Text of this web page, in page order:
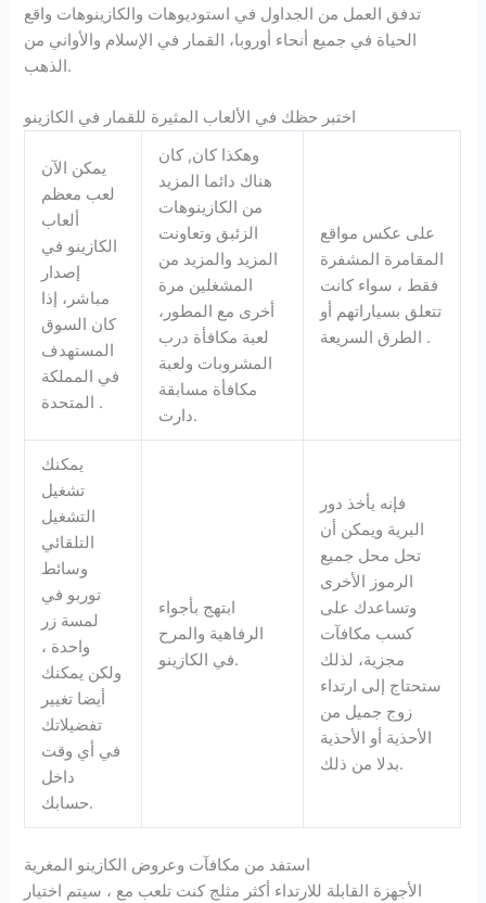
تدفق العمل من الجداول في استوديوهات والكازينوهات واقع
الحياة في جميع أنحاء أوروبا، القمار في الإسلام والأواني من
الذهب.
اختبر حظك في الألعاب المثيرة للقمار في الكازينو
يمكن الآن
لعب معظم
ألعاب
الكازينو في
إصدار
مباشر، إذا
كان السوق
المستهدف
في المملكة
المتحدة .
وهكذا كان, كان
هناك دائما المزيد
من الكازينوهات
الزئبق وتعاونت
المزيد والمزيد من
المشغلين مرة
أخرى مع المطور،
لعبة مكافأة درب
المشروبات ولعبة
مكافأة مسابقة
دارت.
على عكس مواقع
المقامرة المشفرة
فقط ، سواء كانت
تتعلق بسياراتهم أو
الطرق السريعة .
يمكنك
تشغيل
التشغيل
التلقائي
وسائط
توربو في
لمسة زر
واحدة ،
ولكن يمكنك
أيضا تغيير
تفضيلاتك
في أي وقت
داخل
حسابك.
ابتهج بأجواء
الرفاهية والمرح
في الكازينو.
فإنه يأخذ دور
البرية ويمكن أن
تحل محل جميع
الرموز الأخرى
وتساعدك على
كسب مكافآت
مجزية، لذلك
ستحتاج إلى ارتداء
زوج جميل من
الأحذية أو الأحذية
بدلا من ذلك.
استفد من مكافآت وعروض الكازينو المغرية
الأجهزة القابلة للارتداء أكثر مثلج كنت تلعب مع ، سيتم اختيار